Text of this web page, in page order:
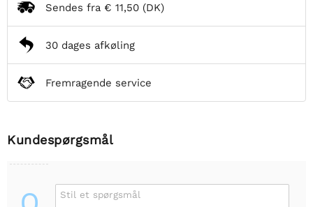
Sendes fra € 11,50 (DK)
30 dages afkøling
Fremragende service
Kundespørgsmål
Stil et spørgsmål